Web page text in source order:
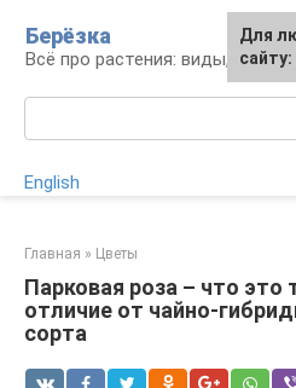
контенту
Берёзка
Всё про растения: виды,
English
Главная » Цветы
Парковая роза – что это
отличие от чайно-
сорта
Для